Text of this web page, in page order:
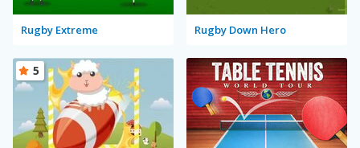
Rugby Extreme Rugby Down Hero
5